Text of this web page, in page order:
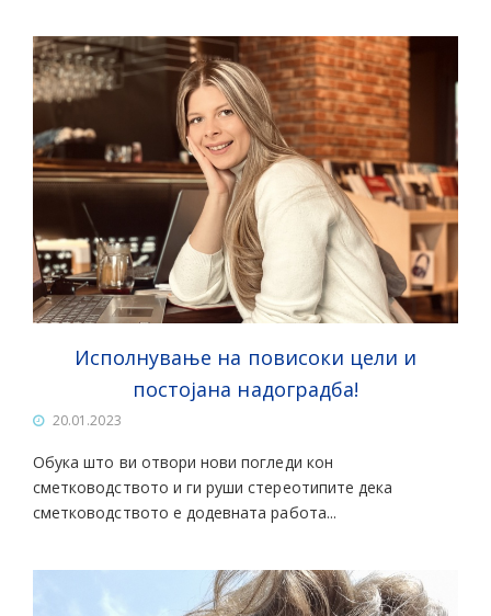
Исполнување на повисоки цели и
постојана надоградба!
20.01.2023
Обука што ви отвори нови погледи кон
сметководството и ги руши стереотипите дека
сметководството е додевната работа...